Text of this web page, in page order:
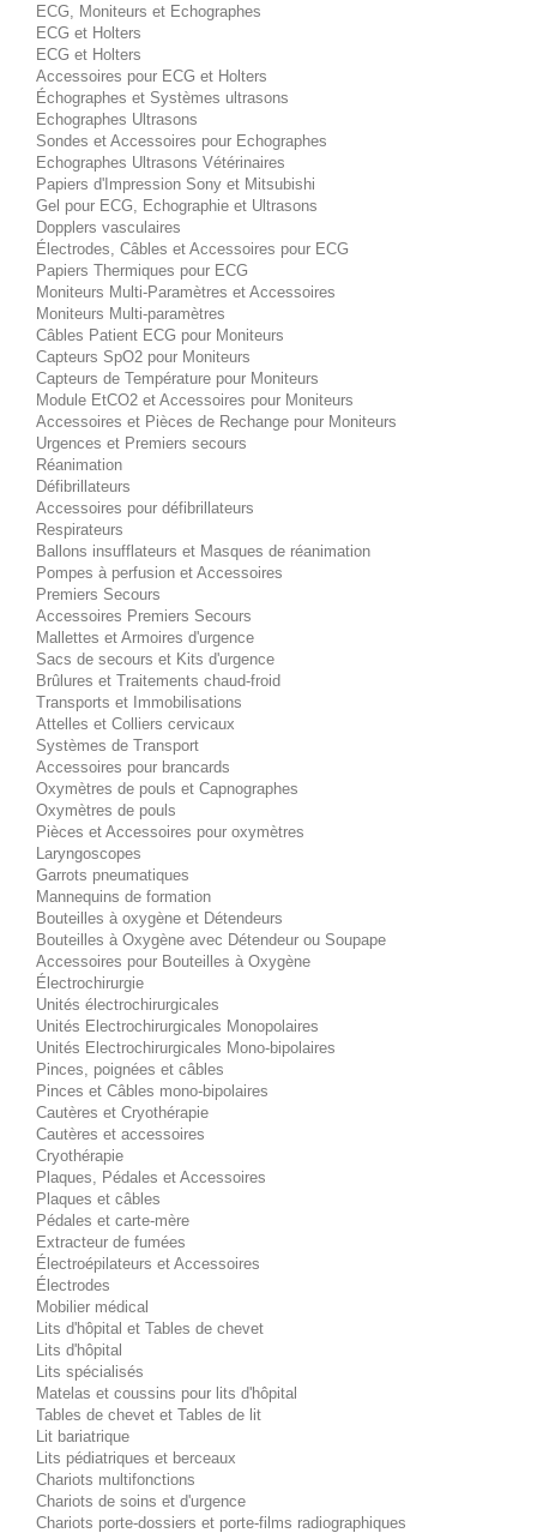
ECG, Moniteurs et Echographes
ECG et Holters
ECG et Holters
Accessoires pour ECG et Holters
Échographes et Systèmes ultrasons
Echographes Ultrasons
Sondes et Accessoires pour Echographes
Echographes Ultrasons Vétérinaires
Papiers d'Impression Sony et Mitsubishi
Gel pour ECG, Echographie et Ultrasons
Dopplers vasculaires
Électrodes, Câbles et Accessoires pour ECG
Papiers Thermiques pour ECG
Moniteurs Multi-Paramètres et Accessoires
Moniteurs Multi-paramètres
Câbles Patient ECG pour Moniteurs
Capteurs SpO2 pour Moniteurs
Capteurs de Température pour Moniteurs
Module EtCO2 et Accessoires pour Moniteurs
Accessoires et Pièces de Rechange pour Moniteurs
Urgences et Premiers secours
Réanimation
Défibrillateurs
Accessoires pour défibrillateurs
Respirateurs
Ballons insufflateurs et Masques de réanimation
Pompes à perfusion et Accessoires
Premiers Secours
Accessoires Premiers Secours
Mallettes et Armoires d'urgence
Sacs de secours et Kits d'urgence
Brûlures et Traitements chaud-froid
Transports et Immobilisations
Attelles et Colliers cervicaux
Systèmes de Transport
Accessoires pour brancards
Oxymètres de pouls et Capnographes
Oxymètres de pouls
Pièces et Accessoires pour oxymètres
Laryngoscopes
Garrots pneumatiques
Mannequins de formation
Bouteilles à oxygène et Détendeurs
Bouteilles à Oxygène avec Détendeur ou Soupape
Accessoires pour Bouteilles à Oxygène
Électrochirurgie
Unités électrochirurgicales
Unités Electrochirurgicales Monopolaires
Unités Electrochirurgicales Mono-bipolaires
Pinces, poignées et câbles
Pinces et Câbles mono-bipolaires
Cautères et Cryothérapie
Cautères et accessoires
Cryothérapie
Plaques, Pédales et Accessoires
Plaques et câbles
Pédales et carte-mère
Extracteur de fumées
Électroépilateurs et Accessoires
Électrodes
Mobilier médical
Lits d'hôpital et Tables de chevet
Lits d'hôpital
Lits spécialisés
Matelas et coussins pour lits d'hôpital
Tables de chevet et Tables de lit
Lit bariatrique
Lits pédiatriques et berceaux
Chariots multifonctions
Chariots de soins et d'urgence
Chariots porte-dossiers et porte-films radiographiques